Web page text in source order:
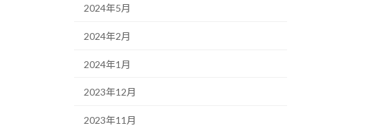
2024年5月
2024年2月
2024年1月
2023年12月
2023年11月